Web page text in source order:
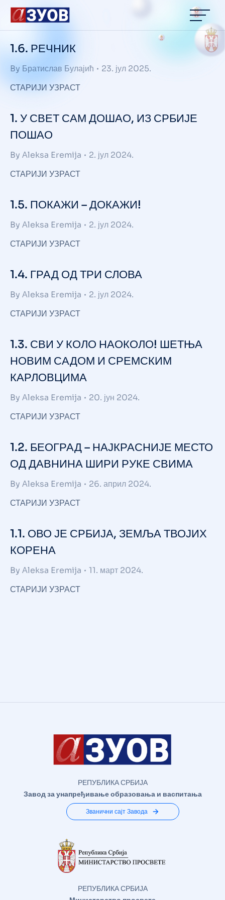
content
1.6. РЕЧНИК
By Братислав Булајић
23. јул 2025.
СТАРИЈИ УЗРАСТ
1. У СВЕТ САМ ДОШАО, ИЗ СРБИЈЕ
ПОШАО
By Аleksa Eremija
2. јул 2024.
СТАРИЈИ УЗРАСТ
1.5. ПОКАЖИ – ДОКАЖИ!
By Аleksa Eremija
2. јул 2024.
СТАРИЈИ УЗРАСТ
1.4. ГРАД ОД ТРИ СЛОВА
By Аleksa Eremija
2. јул 2024.
СТАРИЈИ УЗРАСТ
1.3. СВИ У КОЛО НАОКОЛО! ШЕТЊА
НОВИМ САДОМ И СРЕМСКИМ
КАРЛОВЦИМА
By Аleksa Eremija
20. јун 2024.
СТАРИЈИ УЗРАСТ
1.2. БЕОГРАД – НАЈКРАСНИЈЕ МЕСТО
ОД ДАВНИНА ШИРИ РУКЕ СВИМА
By Аleksa Eremija
26. април 2024.
СТАРИЈИ УЗРАСТ
1.1. ОВО ЈЕ СРБИЈА, ЗЕМЉА ТВОЈИХ
КОРЕНА
By Аleksa Eremija
11. март 2024.
СТАРИЈИ УЗРАСТ
РЕПУБЛИКА СРБИЈА
Завод за унапређивање образовања и васпитања
Званични сајт Завода
РЕПУБЛИКА СРБИЈА